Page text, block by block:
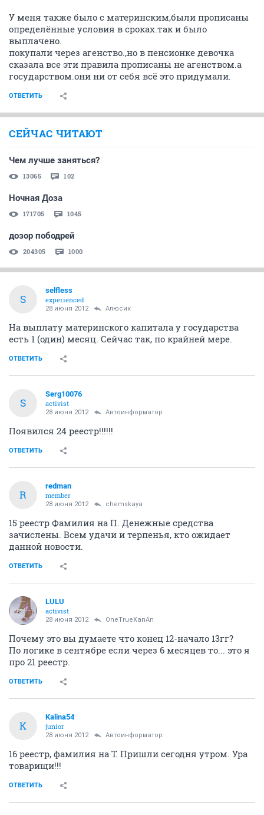
У меня также было с материнским,были прописаны
определённые условия в сроках.так и было
выплачено.
покупали через агенство.,но в пенсионке девочка
сказала все эти правила прописаны не агенством.а
государством.они ни от себя всё это придумали.
ОТВЕТИТЬ
СЕЙЧАС ЧИТАЮТ
Чем лучше заняться?
13065 102
Ночная Доза
171705 1045
дозор пободрей
204305 1000
S
selfless
experienced
28 июня 2012 Алюсик
На выплату материнского капитала у государства
есть 1 (один) месяц. Сейчас так, по крайней мере.
ОТВЕТИТЬ
S
Serg10076
activist
28 июня 2012 Автоинформатор
Появился 24 реестр!!!!!!
ОТВЕТИТЬ
R
redman
member
28 июня 2012 chemskaya
15 реестр Фамилия на П. Денежные средства
зачислены. Всем удачи и терпенья, кто ожидает
данной новости.
ОТВЕТИТЬ
LULU
activist
28 июня 2012 OneTrueXanAn
Почему это вы думаете что конец 12-начало 13гг?
По логике в сентябре если через 6 месяцев то... это я
про 21 реестр.
ОТВЕТИТЬ
K
Kalina54
junior
28 июня 2012 Автоинформатор
16 реестр, фамилия на Т. Пришли сегодня утром. Ура
товарищи!!!
ОТВЕТИТЬ